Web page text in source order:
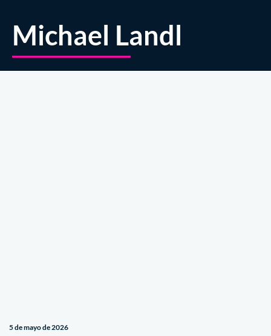
Michael Landl
5 de mayo de 2026